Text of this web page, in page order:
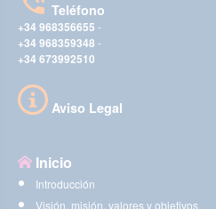
Teléfono
+34 968356655 -
+34 968359348 -
+34 673992510
Aviso Legal
Inicio
Introducción
Visión, misión, valores y objetivos